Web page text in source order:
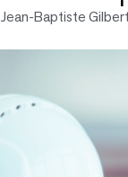
Jean-Baptiste